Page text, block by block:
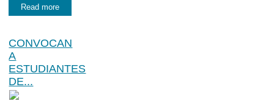
Read more
CONVOCAN
A
ESTUDIANTES
DE...